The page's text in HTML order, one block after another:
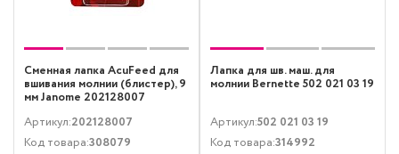
Сменная лапка AcuFeed для
вшивания молнии (блистер), 9
мм Janome 202128007
Артикул:202128007
Код товара:308079
Лапка для шв. маш. для
молнии Bernette 502 021 03 19
Артикул:502 021 03 19
Код товара:314992